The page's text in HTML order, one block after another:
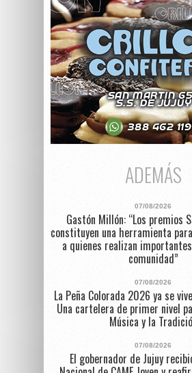
ADEMÁS
07/08/2026
Gastón Millón: “Los premios
constituyen una herramienta
a quienes realizan
comunidad”
07/08/2026
La Peña Colorada 2026 ya se
Una cartelera de primer nivel
Música y la
07/08/2026
El gobernador de Jujuy